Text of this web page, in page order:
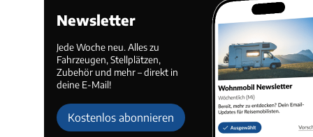
Newsletter
Jede Woche neu. Alles zu
Fahrzeugen, Stellplätzen,
Zubehör und mehr – direkt in
deine E-Mail!
Kostenlos abonnieren